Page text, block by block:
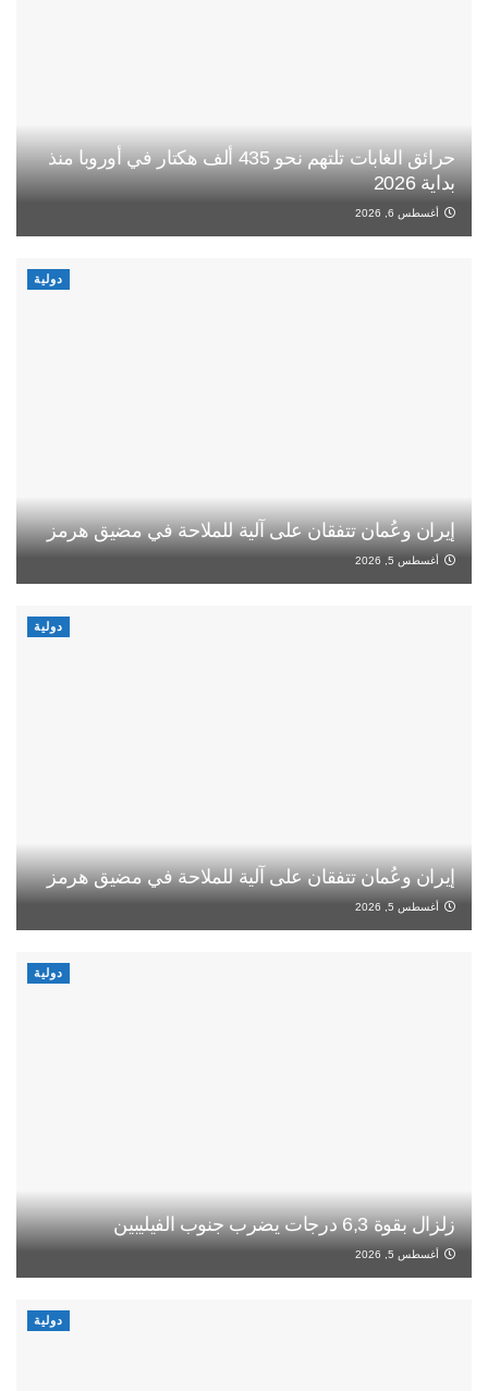
حرائق الغابات تلتهم نحو 435 ألف هكتار في أوروبا منذ
بداية 2026
أغسطس 6, 2026
دولية
إيران وعُمان تتفقان على آلية للملاحة في مضيق هرمز
أغسطس 5, 2026
دولية
إيران وعُمان تتفقان على آلية للملاحة في مضيق هرمز
أغسطس 5, 2026
دولية
زلزال بقوة 6,3 درجات يضرب جنوب الفيليبين
أغسطس 5, 2026
دولية